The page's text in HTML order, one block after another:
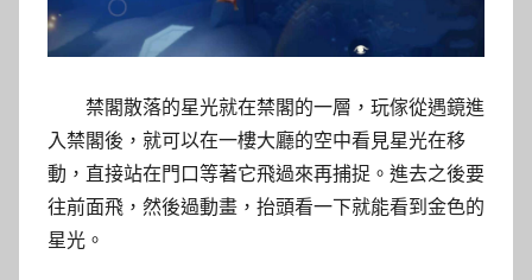
禁閣散落的星光就在禁閣的一層，玩傢從遇鏡進
入禁閣後，就可以在一樓大廳的空中看見星光在移
動，直接站在門口等著它飛過來再捕捉。進去之後要
往前面飛，然後過動畫，抬頭看一下就能看到金色的
星光。